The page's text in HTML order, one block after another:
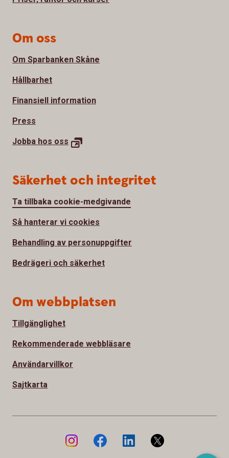
Om oss
Om Sparbanken Skåne
Hållbarhet
Finansiell information
Press
Jobba hos oss
Säkerhet och integritet
Ta tillbaka cookie-medgivande
Så hanterar vi cookies
Behandling av personuppgifter
Bedrägeri och säkerhet
Om webbplatsen
Tillgänglighet
Rekommenderade webbläsare
Användarvillkor
Sajtkarta